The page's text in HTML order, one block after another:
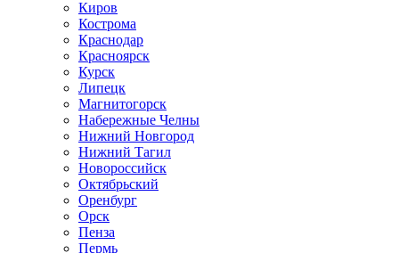
Киров
Кострома
Краснодар
Красноярск
Курск
Липецк
Магнитогорск
Набережные Челны
Нижний Новгород
Нижний Тагил
Новороссийск
Октябрьский
Оренбург
Орск
Пенза
Пермь